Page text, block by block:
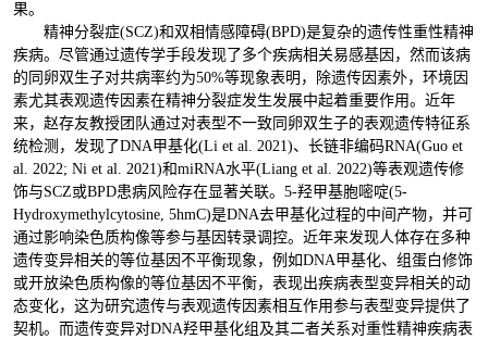
果。
精神分裂症(SCZ)和双相情感障碍(BPD)是复杂的遗传性重性精神
疾病。尽管通过遗传学手段发现了多个疾病相关易感基因，然而该病
的同卵双生子对共病率约为50%等现象表明，除遗传因素外，环境因
素尤其表观遗传因素在精神分裂症发生发展中起着重要作用。近年
来，赵存友教授团队通过对表型不一致同卵双生子的表观遗传特征系
统检测，发现了DNA甲基化(Li et al. 2021)、长链非编码RNA(Guo et
al. 2022; Ni et al. 2021)和miRNA水平(Liang et al. 2022)等表观遗传修
饰与SCZ或BPD患病风险存在显著关联。5-羟甲基胞嘧啶(5-
Hydroxymethylcytosine, 5hmC)是DNA去甲基化过程的中间产物，并可
通过影响染色质构像等参与基因转录调控。近年来发现人体存在多种
遗传变异相关的等位基因不平衡现象，例如DNA甲基化、组蛋白修饰
或开放染色质构像的等位基因不平衡，表现出疾病表型变异相关的动
态变化，这为研究遗传与表观遗传因素相互作用参与表型变异提供了
契机。而遗传变异对DNA羟甲基化组及其二者关系对重性精神疾病表